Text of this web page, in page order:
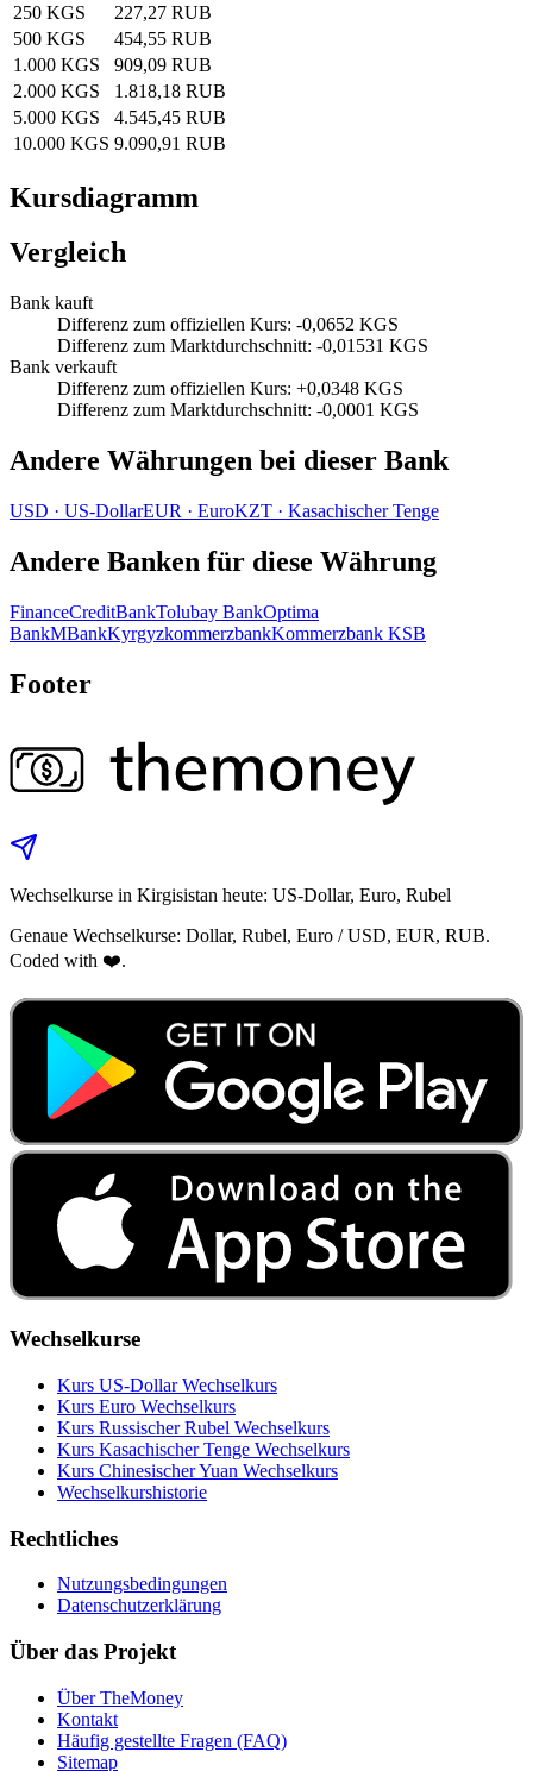
250 KGS
227,27 RUB
500 KGS
454,55 RUB
1.000 KGS
909,09 RUB
2.000 KGS
1.818,18 RUB
5.000 KGS
4.545,45 RUB
10.000 KGS 9.090,91 RUB
Kursdiagramm
Vergleich
Bank kauft
Differenz zum offiziellen Kurs: -0,0652 KGS
Differenz zum Marktdurchschnitt: -0,01531 KGS
Bank verkauft
Differenz zum offiziellen Kurs: +0,0348 KGS
Differenz zum Marktdurchschnitt: -0,0001 KGS
Andere Währungen bei dieser Bank
USD · US‑DollarEUR · EuroKZT · Kasachischer Tenge
Andere Banken für diese Währung
FinanceCreditBankTolubay BankOptima
BankMBankKyrgyzkommerzbankKommerzbank KSB
Footer
Wechselkurse in Kirgisistan heute: US-Dollar, Euro, Rubel
Genaue Wechselkurse: Dollar, Rubel, Euro / USD, EUR, RUB.
Coded with ❤️.
Wechselkurse
Kurs US‑Dollar Wechselkurs
Kurs Euro Wechselkurs
Kurs Russischer Rubel Wechselkurs
Kurs Kasachischer Tenge Wechselkurs
Kurs Chinesischer Yuan Wechselkurs
Wechselkurshistorie
Rechtliches
Nutzungsbedingungen
Datenschutzerklärung
Über das Projekt
Über TheMoney
Kontakt
Häufig gestellte Fragen (FAQ)
Sitemap